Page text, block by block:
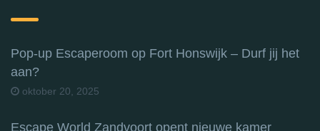
Pop-up Escaperoom op Fort Honswijk – Durf jij het
aan?
oktober 20, 2025
Escape World Zandvoort opent nieuwe kamer